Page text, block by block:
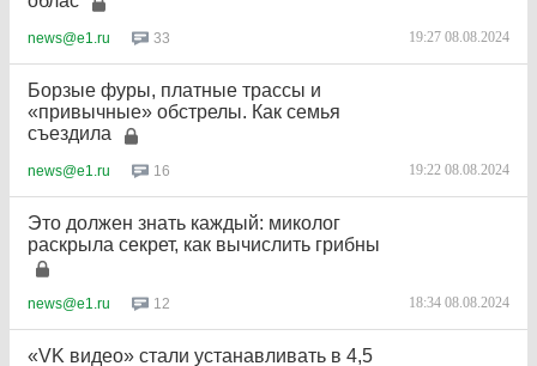
news@e1.ru 33 19:27 08.08.2024
Борзые фуры, платные трассы и
«привычные» обстрелы. Как семья
съездила
news@e1.ru 16 19:22 08.08.2024
Это должен знать каждый: миколог
раскрыла секрет, как вычислить грибны
news@e1.ru 12 18:34 08.08.2024
«VK видео» стали устанавливать в 4,5